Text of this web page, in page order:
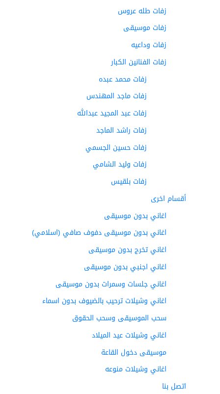
زفات طله عروس
زفات موسيقى
زفات وداعيه
زفات الفنانين الكبار
زفات محمد عبده
زفات ماجد المهندس
زفات عبد المجيد عبدالله
زفات راشد الماجد
زفات حسين الجسمي
زفات وليد الشامي
زفات بلقيس
أقسام اخرى
اغاني بدون موسيقى
اغاني بدون موسيقى دفوف صافي (اسلامي)
اغاني تخرج بدون موسيقى
اغاني اجنبي بدون موسيقى
اغاني جلسات وسمرات بدون موسيقى
اغاني وشيلات ترحيب بالضيوف بدون اسماء
سحب الموسيقى وسحب الحقوق
اغاني وشيلات عيد الميلاد
موسيقى دخول القاعة
اغاني وشيلات منوعه
اتصل بنا